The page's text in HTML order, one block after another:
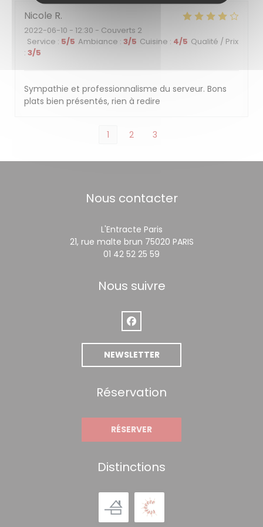
Nicole R
2022-06-10 - 12:30 - Couverts 2
Service : 5/5 Ambiance : 3/5 Cuisine : 4/5 Qualité / Prix
: 3/5
Sympathie et professionnalisme du serveur. Bons
plats bien présentés, rien à redire
1 2 3
Nous contacter
L'Entracte Paris
21, rue malte brun 75020 PARIS((ouvre une
01 42 52 25 59
Nous suivre
Facebook ((ouvre une
NEWSLETTER
Réservation
RÉSERVER
Distinctions